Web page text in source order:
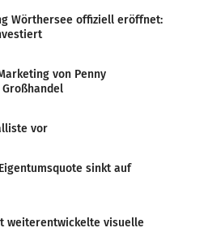
Wörthersee offiziell eröffnet:
von Penny
vor
sinkt auf
weiterentwickelte visuelle